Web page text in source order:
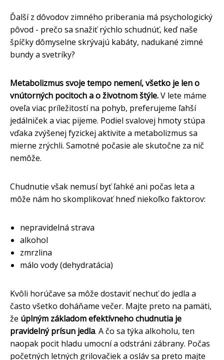
Ďalší z dôvodov zimného priberania má psychologický
pôvod - prečo sa snažiť rýchlo schudnúť, keď naše
špíčky dômyselne skrývajú kabáty, nadukané zimné
bundy a svetríky?
Metabolizmus svoje tempo nemení, všetko je len o
vnútorných pocitoch a o životnom štýle.V lete máme
oveľa viac príležitostí na pohyb, preferujeme ľahší
jedálniček a viac pijeme. Podiel svalovej hmoty stúpa
vďaka zvýšenej fyzickej aktivite a metabolizmus sa
mierne zrýchli. Samotné počasie ale skutočne za nič
nemôže.
Chudnutie však nemusí byť ľahké ani počas leta a
môže nám ho skomplikovať hneď niekoľko faktorov:
nepravidelná strava
alkohol
zmrzlina
málo vody (dehydratácia)
Kvôli horúčave sa môže dostaviť nechuť do jedla a
často všetko doháňame večer. Majte preto na pamäti,
že úplným základom efektívneho chudnutia je
pravidelný prísun jedla. A čo sa týka alkoholu, ten
naopak pocit hladu umocní a odstráni zábrany. Počas
početných letných grilovačiek a osláv sa preto majte